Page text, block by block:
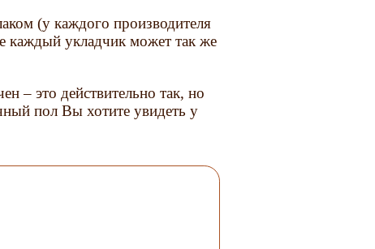
(у каждого производителя
каждый укладчик может так же
– это действительно так, но
пол Вы хотите увидеть у